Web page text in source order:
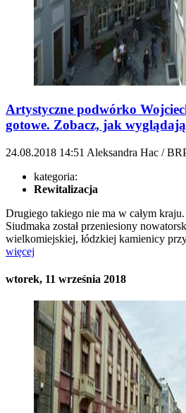
Artystyczne podwórko
gotowe. Zobacz, jak
24.08.2018 14:51 Aleksandra Hac /
kategoria:
Rewitalizacja
Drugiego takiego nie ma w całym
Siudmaka został przeniesiony
wielkomiejskiej, łódzkiej kamienicy
więcej
wtorek, 11 września 2018